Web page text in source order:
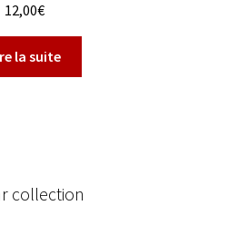
12,00€
la suite
collection